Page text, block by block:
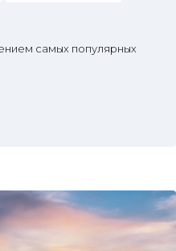
самых популярных